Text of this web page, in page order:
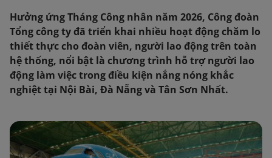
Hưởng ứng Tháng Công nhân năm 2026, Công đoàn
Tổng công ty đã triển khai nhiều hoạt động chăm lo
thiết thực cho đoàn viên, người lao động trên toàn
hệ thống, nổi bật là chương trình hỗ trợ người lao
động làm việc trong điều kiện nắng nóng khắc
nghiệt tại Nội Bài, Đà Nẵng và Tân Sơn Nhất.